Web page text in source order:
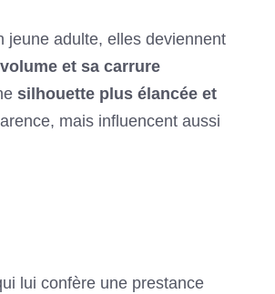
jeune adulte, elles deviennent
volume et sa carrure
silhouette plus élancée et
mais influencent aussi
lui confère une prestance